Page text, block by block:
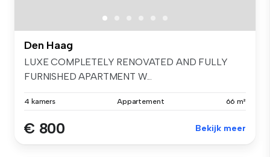
Den Haag
LUXE COMPLETELY RENOVATED AND FULLY
FURNISHED APARTMENT W...
4 kamers Appartement 66 m²
€ 800 Bekijk meer